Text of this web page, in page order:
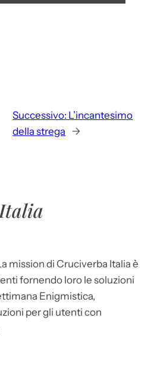
Successivo: L’incantesimo
della strega
→
mission di Cruciverba Italia è
fornendo loro le soluzioni
Enigmistica,
per gli utenti con